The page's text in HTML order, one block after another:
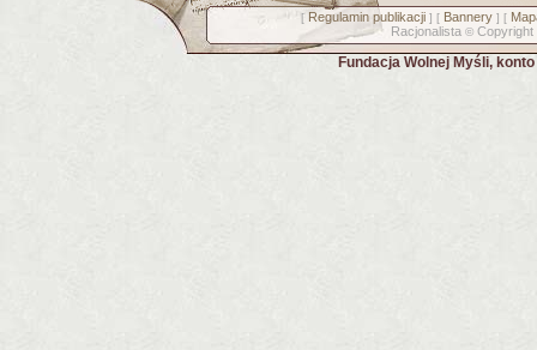
[ Regulamin publikacji] [ Bannery] [
Racjonalista © Copyright
Fundacja Wolnej Myśli,